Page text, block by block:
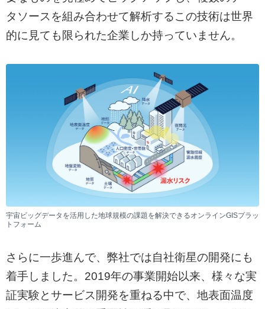
タソースを組み合わせて解析するこの技術は世界
的に見ても限られた企業しか持っていません。
宇宙ビッグデータを活用した地球規模の課題を解決できるオンラインGISプラッ
トフォーム
さらに一歩進んで、弊社では自社衛星の開発にも
着手しました。2019年の事業開始以来、様々な実
証実験とサービス開発を重ねる中で、地表面温度